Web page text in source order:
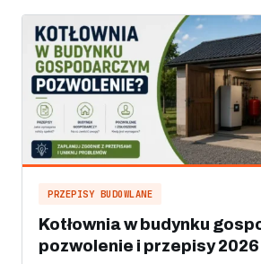
PRZEPISY BUDOWLANE
Kotłownia w budynku
pozwolenie i przepisy 2026